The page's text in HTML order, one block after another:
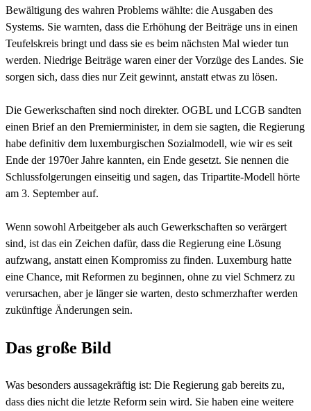
Bewältigung des wahren Problems wählte: die Ausgaben des
Systems. Sie warnten, dass die Erhöhung der Beiträge uns in einen
Teufelskreis bringt und dass sie es beim nächsten Mal wieder tun
werden. Niedrige Beiträge waren einer der Vorzüge des Landes. Sie
sorgen sich, dass dies nur Zeit gewinnt, anstatt etwas zu lösen.
Die Gewerkschaften sind noch direkter. OGBL und LCGB sandten
einen Brief an den Premierminister, in dem sie sagten, die Regierung
habe definitiv dem luxemburgischen Sozialmodell, wie wir es seit
Ende der 1970er Jahre kannten, ein Ende gesetzt. Sie nennen die
Schlussfolgerungen einseitig und sagen, das Tripartite-Modell hörte
am 3. September auf.
Wenn sowohl Arbeitgeber als auch Gewerkschaften so verärgert
sind, ist das ein Zeichen dafür, dass die Regierung eine Lösung
aufzwang, anstatt einen Kompromiss zu finden. Luxemburg hatte
eine Chance, mit Reformen zu beginnen, ohne zu viel Schmerz zu
verursachen, aber je länger sie warten, desto schmerzhafter werden
zukünftige Änderungen sein.
Das große Bild
Was besonders aussagekräftig ist: Die Regierung gab bereits zu,
dass dies nicht die letzte Reform sein wird. Sie haben eine weitere